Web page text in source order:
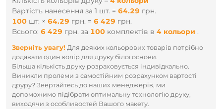
Ширіна
43 46 49 52
Довжина
61 65
Вартість нанесення за 1 шт. = 64.29 грн.
100 шт. × 64.29 грн. = 6 429 грн.
Всього: 6 429 грн. за 100 комплектів в 4 кольори .
Зверніть увагу! Для деяких кольорових товарів потрібно
додавати один колір для друку білої основи.
Більша кількість друку розраховується індивідкально.
Виникли пролеми з самостійним розрахунком вартості
друру? Звертайтесь до наших менеджерів, ми
допоможимо підібрати оптимальну технологію друку,
виходячи з особливостей Вашого макету.